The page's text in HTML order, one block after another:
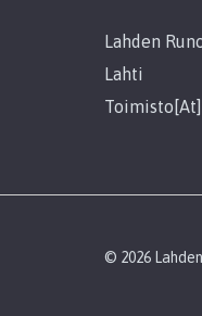
Lahden
Lahti
© 2026